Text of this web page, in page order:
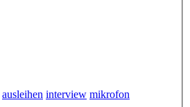
ausleihen interview mikrofon